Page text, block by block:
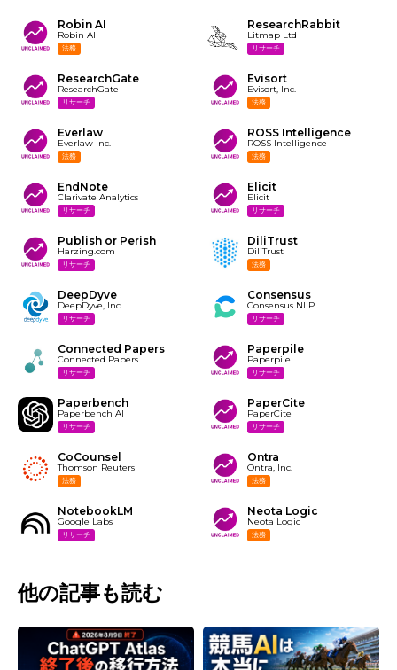
Robin AI
Robin AI
法務
ResearchRabbit
Litmap Ltd
リサーチ
ResearchGate
ResearchGate
リサーチ
Evisort
Evisort, Inc.
法務
Everlaw
Everlaw Inc.
法務
ROSS Intelligence
ROSS Intelligence
法務
EndNote
Clarivate Analytics
リサーチ
Elicit
Elicit
リサーチ
Publish or Perish
Harzing.com
リサーチ
DiliTrust
DiliTrust
法務
DeepDyve
DeepDyve, Inc.
リサーチ
Consensus
Consensus NLP
リサーチ
Connected Papers
Connected Papers
リサーチ
Paperpile
Paperpile
リサーチ
Paperbench
Paperbench AI
リサーチ
PaperCite
PaperCite
リサーチ
CoCounsel
Thomson Reuters
法務
Ontra
Ontra, Inc.
法務
NotebookLM
Google Labs
リサーチ
Neota Logic
Neota Logic
法務
他の記事も読む